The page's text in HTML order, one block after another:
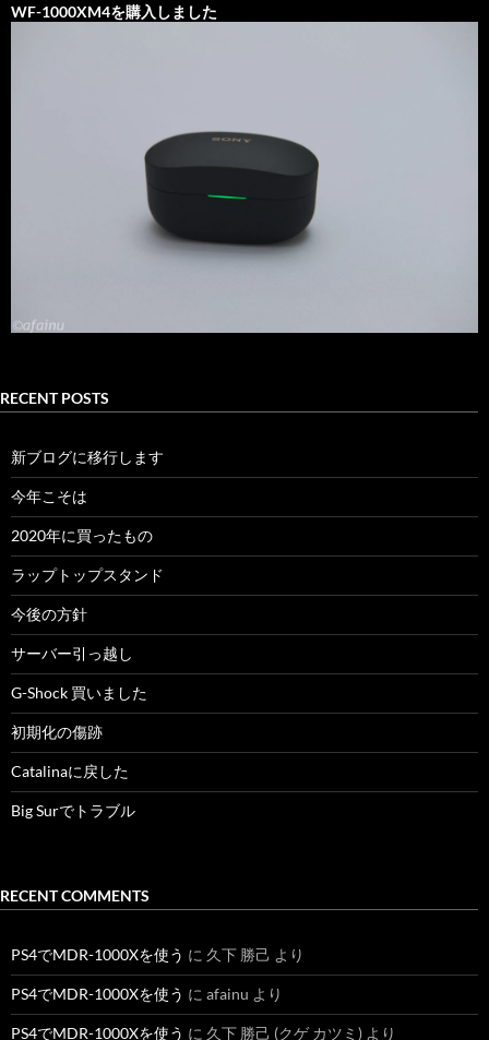
WF-1000XM4を購入しました
RECENT POSTS
新ブログに移行します
今年こそは
2020年に買ったもの
ラップトップスタンド
今後の方針
サーバー引っ越し
G-Shock 買いました
初期化の傷跡
Catalinaに戻した
Big Surでトラブル
RECENT COMMENTS
PS4でMDR-1000Xを使う に 久下 勝己 より
PS4でMDR-1000Xを使う に afainu より
PS4でMDR-1000Xを使う に 久下 勝己 (クゲ カツミ) より